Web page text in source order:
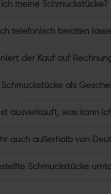
meine Schmuckstücke?
telefonisch beraten
der Kauf auf
Schmuckstücke als
ausverkauft, was kann
auch außerhalb von
Schmuckstücke